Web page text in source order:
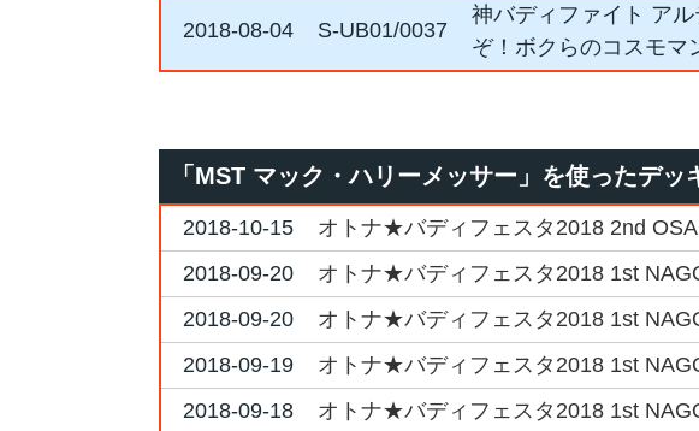
2018-08-04 S-UB01/0037
神バディファイト ア
ぞ！ボクらのコスモマ
「MST マック・ハリーメッサー」を使ったデッ
2018-10-15
オトナ★バディフェスタ2018 2nd
2018-09-20
オトナ★バディフェスタ2018 1st
2018-09-20
オトナ★バディフェスタ2018 1st
2018-09-19
オトナ★バディフェスタ2018 1st
2018-09-18
オトナ★バディフェスタ2018 1st